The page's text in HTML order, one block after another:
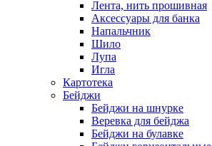
Лента, нить прошивная
Аксессуары для банка
Напальчник
Шило
Лупа
Игла
Картотека
Бейджи
Бейджи на шнурке
Веревка для бейджа
Бейджи на булавке